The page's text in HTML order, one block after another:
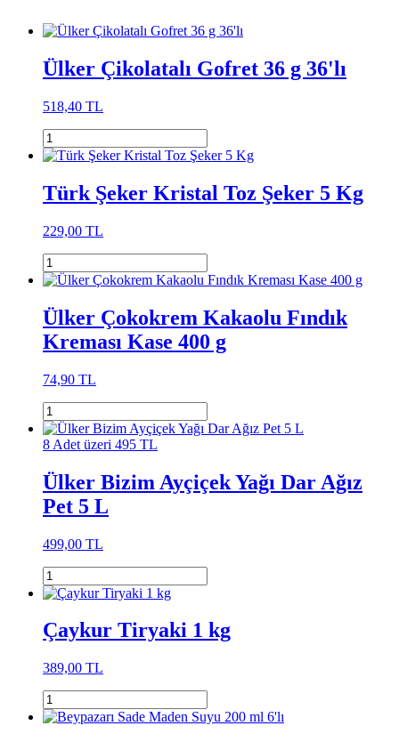
Ülker Çikolatalı Gofret 36 g 36'lı
518,40 TL
Türk Şeker Kristal Toz Şeker 5 Kg
229,00 TL
Ülker Çokokrem Kakaolu Fındık
Kreması Kase 400 g
74,90 TL
8 Adet üzeri 495 TL
Ülker Bizim Ayçiçek Yağı Dar Ağız
Pet 5 L
499,00 TL
Çaykur Tiryaki 1 kg
389,00 TL